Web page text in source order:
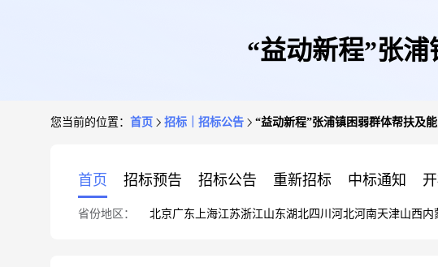
“益动新程”张
您当前的位置： 首页 招标｜招标公告 “益动新程”张浦镇困弱群体帮扶及
首页 招标预告 招标公告 重新招标 中标通知
省份地区： 北京广东 上海江苏浙江山东湖北四川 河北河南天津山西内